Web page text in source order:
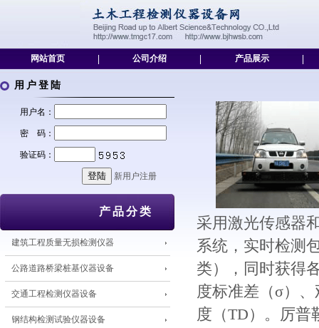
网站首页 公司介绍 产品展示
用户登陆
用户名：
密 码：
验证码：
新用户注册
产品分类
建筑工程质量无损检测仪器
公路道路桥梁桩基仪器设备
交通工程检测仪器设备
钢结构检测试验仪器设备
采用激光传感器
系统，实时检测
类），同时获得
度标准差（σ）
度（TD）。厉普